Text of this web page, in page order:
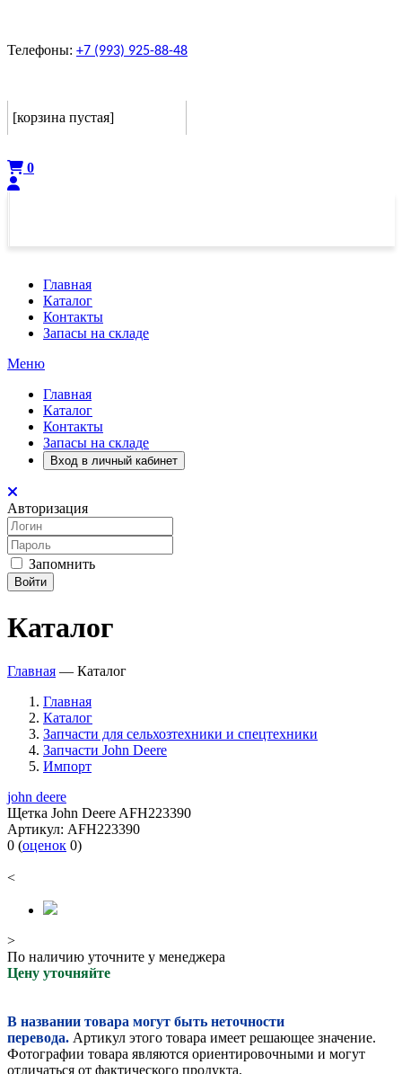
Телефоны: +7 (993) 925-88-48
[корзина пустая]
0
Главная
Каталог
Контакты
Запасы на складе
Меню
Главная
Каталог
Контакты
Запасы на складе
Вход в личный кабинет
Авторизация
Запомнить
Войти
Каталог
Главная — Каталог
Главная
Каталог
Запчасти для сельхозтехники и спецтехники
Запчасти John Deere
Импорт
john deere
Щетка John Deere AFH223390
Артикул: AFH223390
0 (оценок 0)
<
>
По наличию уточните у менеджера
Цену уточняйте
В названии товара могут быть неточности
перевода. Артикул этого товара имеет решающее значение.
Фотографии товара являются ориентировочными и могут
отличаться от фактического продукта.